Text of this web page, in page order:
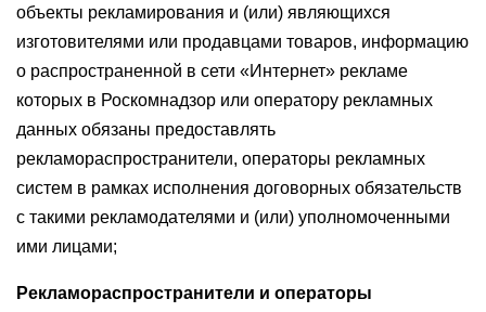
объекты рекламирования и (или) являющихся
изготовителями или продавцами товаров, информацию
о распространенной в сети «Интернет» рекламе
которых в Роскомнадзор или оператору рекламных
данных обязаны предоставлять
рекламораспространители, операторы рекламных
систем в рамках исполнения договорных обязательств
с такими рекламодателями и (или) уполномоченными
ими лицами;
Рекламораспространители и операторы